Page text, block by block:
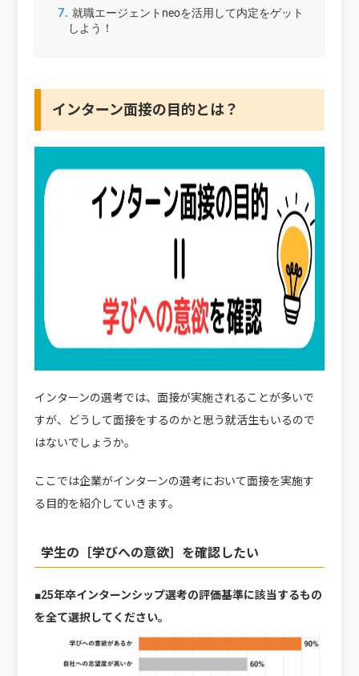
7. 就職エージェントneoを活用して内定をゲット
しよう！
インターン面接の目的とは？
インターンの選考では、面接が実施されることが多いで
すが、どうして面接をするのかと思う就活生もいるので
はないでしょうか。
ここでは企業がインターンの選考において面接を実施す
る目的を紹介していきます。
学生の［学びへの意欲］を確認したい
■25年卒インターンシップ選考の評価基準に該当するもの
を全て選択してください。